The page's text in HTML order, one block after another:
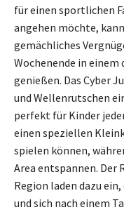
für einen sportlichen
angehen möchte,
gemächliches
Wochenende in einem
genießen. Das Cyber
und Wellenrutschen
perfekt für Kinder
einen speziellen
spielen können,
Area entspannen. Der
Region laden dazu
und sich nach einem